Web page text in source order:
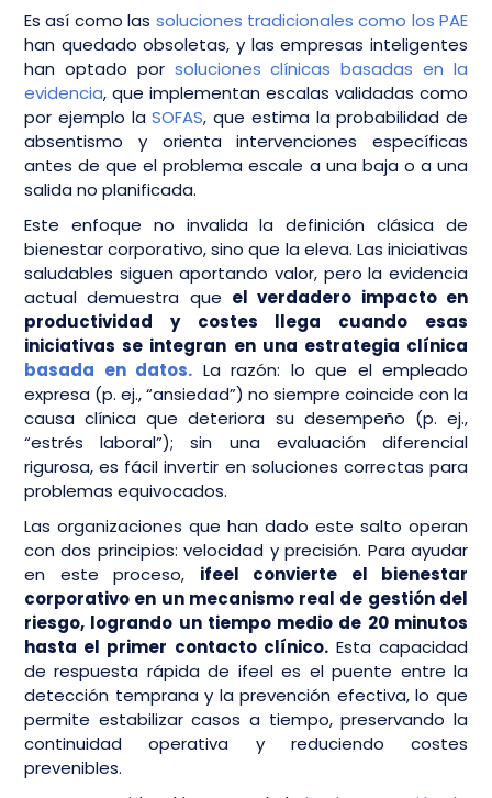
Es así como las soluciones tradicionales como los PAE
han quedado obsoletas, y las empresas inteligentes
han optado por soluciones clínicas basadas en la
evidencia, que implementan escalas validadas como
por ejemplo laSOFAS, que estima la probabilidad de
absentismo y orienta intervenciones específicas
antes de que el problema escale a una baja o a una
salida no planificada.
Este enfoque no invalida la definición clásica de
bienestar corporativo, sino que la eleva. Las iniciativas
saludables siguen aportando valor, pero la evidencia
actual demuestra que el verdadero impacto en
productividad y costes llega cuando esas
iniciativas se integran en una estrategia clínica
basada en datos. La razón: lo que el empleado
expresa (p. ej., “ansiedad”) no siempre coincide con la
causa clínica que deteriora su desempeño (p. ej.,
“estrés laboral”); sin una evaluación diferencial
rigurosa, es fácil invertir en soluciones correctas para
problemas equivocados.
Las organizaciones que han dado este salto operan
con dos principios: velocidad y precisión. Para ayudar
en este proceso, ifeel convierte el bienestar
corporativo en un mecanismo real de gestión del
riesgo, logrando un tiempo medio de 20 minutos
hasta el primer contacto clínico.Esta capacidad
de respuesta rápida de ifeel es el puente entre la
detección temprana y la prevención efectiva, lo que
permite estabilizar casos a tiempo, preservando la
continuidad operativa y reduciendo costes
prevenibles.